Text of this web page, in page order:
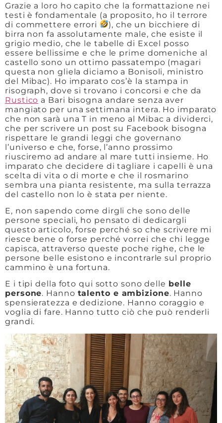
Grazie a loro ho capito che la formattazione nei
testi è fondamentale (a proposito, ho il terrore
di commettere errori
), che un bicchiere di
birra non fa assolutamente male, che esiste il
grigio medio, che le tabelle di Excel posso
essere bellissime e che le prime domeniche al
castello sono un ottimo passatempo (magari
questa non gliela diciamo a Bonisoli, ministro
del Mibac). Ho imparato cos’è la stampa in
risograph, dove si trovano i concorsi e che da
Rustico a Bari bisogna andare senza aver
mangiato per una settimana intera. Ho imparato
che non sarà una T in meno al Mibac a dividerci,
che per scrivere un post su Facebook bisogna
rispettare le grandi leggi che governano
l’universo e che, forse, l’anno prossimo
riusciremo ad andare al mare tutti insieme. Ho
imparato che decidere di tagliare i capelli è una
scelta di vita o di morte e che il rosmarino
sembra una pianta resistente, ma sulla terrazza
del castello non lo è stata per niente.
E, non sapendo come dirgli che sono delle
persone speciali, ho pensato di dedicargli
questo articolo, forse perché so che scrivere mi
riesce bene o forse perché vorrei che chi legge
capisca, attraverso queste poche righe, che le
persone belle esistono e incontrarle sul proprio
cammino è una fortuna.
E i tipi della foto qui sotto sono delle belle
persone. Hanno talento e ambizione. Hanno
spensieratezza e dedizione. Hanno coraggio e
voglia di fare. Hanno tutto ciò che può renderli
grandi.